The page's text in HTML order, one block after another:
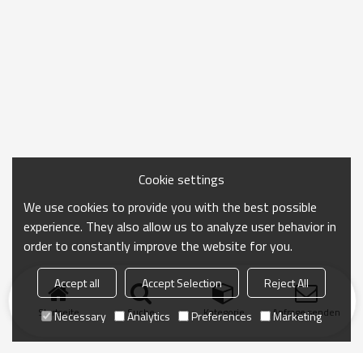
Startseite Suche Kategorie Anfrage senden
Cookie settings
We use cookies to provide you with the best possible
experience. They also allow us to analyze user behavior in
order to constantly improve the website for you.
Accept all Accept Selection
Reject All
Necessary
Analytics Preferences Marketing